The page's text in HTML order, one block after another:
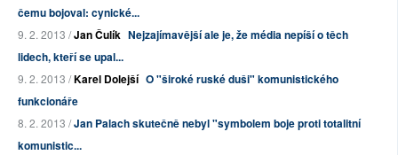
čemu bojoval: cynické...
9. 2. 2013 /Jan Čulík Nejzajímavější ale je, že média nepíší o těch
lidech, kteří se upal...
9. 2. 2013 /Karel Dolejší O "široké ruské duši" komunistického
funkcionáře
8. 2. 2013 /Jan Palach skutečně nebyl "symbolem boje proti totalitní
komunistic...